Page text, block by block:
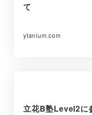
て
ytanium.com
立花B塾Level2に